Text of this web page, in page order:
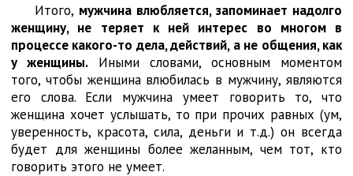
Итого, мужчина влюбляется, запоминает надолго
женщину, не теряет к ней интерес во многом в
процессе какого-то дела, действий, а не общения, как
у женщины. Иными словами, основным моментом
того, чтобы женщина влюбилась в мужчину, являются
его слова. Если мужчина умеет говорить то, что
женщина хочет услышать, то при прочих равных (ум,
уверенность, красота, сила, деньги и т.д.) он всегда
будет для женщины более желанным, чем тот, кто
говорить этого не умеет.